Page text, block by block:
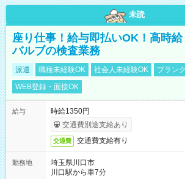
未読
座り仕事！給与即払いOK！高時給
バルブの検査業務
派遣 職種未経験OK 社会人未経験OK
ブラン
WEB登録・面接OK
給与
時給1350円
交通費別途支給あり
交通費 交通費支給有り
勤務地
埼玉県川口市
川口駅から車7分